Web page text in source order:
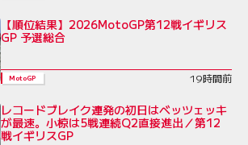
【順位結果】2026MotoGP第12戦イギリス
GP 予選総合
MotoGP 19時間前
レコードブレイク連発の初日はベッツェッキ
が最速。小椋は5戦連続Q2直接進出／第12
戦イギリスGP